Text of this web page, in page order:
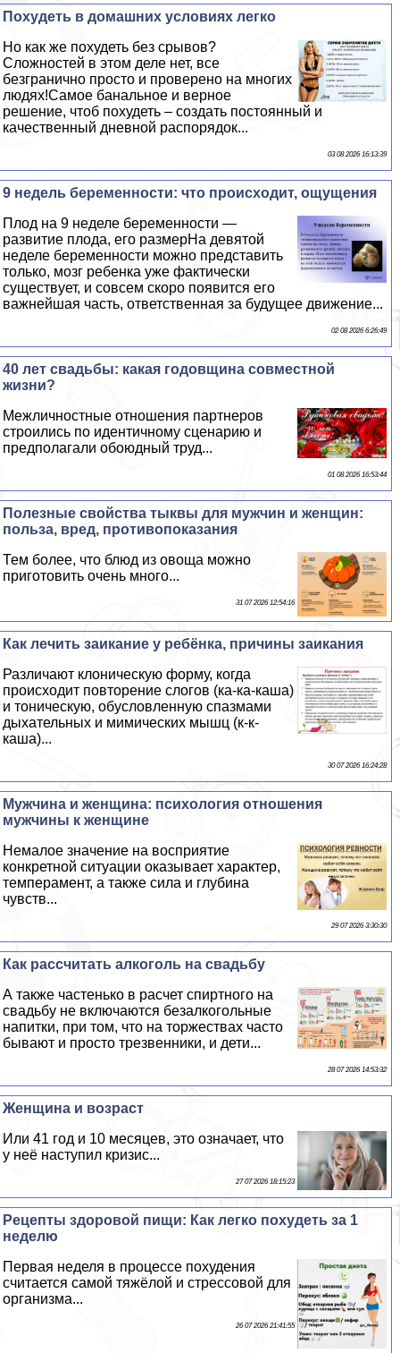
Похудеть в домашних условиях легко
Но как же похудеть без срывов?
Сложностей в этом деле нет, все
безгранично просто и проверено на многих
людях!Самое бaнaльное и верное
решение, чтоб похудеть – создать постоянный и
качественный дневной распорядок...
03 08 2026 16:13:39
9 недель беременности: что происходит, ощущения
Плод на 9 неделе беременности —
развитие плода, его размерНа девятой
неделе беременности можно представить
только, мозг ребенка уже фактически
существует, и совсем скоро появится его
важнейшая часть, ответственная за будущее движение...
02 08 2026 6:26:49
40 лет свадьбы: какая годовщина совместной
жизни?
Межличностные отношения партнеров
строились по идентичному сценарию и
предполагали обоюдный труд...
01 08 2026 16:53:44
Полезные свойства тыквы для мужчин и женщин:
польза, вред, противопоказания
Тем более, что блюд из овоща можно
приготовить очень много...
31 07 2026 12:54:16
Как лечить заикание у ребёнка, причины заикания
Различают клоническую форму, когда
происходит повторение слогов (ка-ка-каша)
и тоническую, обусловленную спазмами
дыхательных и мимических мышц (к-к-
каша)...
30 07 2026 16:24:28
Мужчина и женщина: психология отношения
мужчины к женщине
Немалое значение на восприятие
конкретной ситуации оказывает хаpaктер,
темперамент, а также сила и глубина
чувств...
29 07 2026 3:30:30
Как рассчитать алкоголь на свадьбу
А также частенько в расчет спиртного на
свадьбу не включаются безалкогольные
напитки, при том, что на торжествах часто
бывают и просто трезвенники, и дети...
28 07 2026 14:53:32
Женщина и возраст
Или 41 год и 10 месяцев, это означает, что
у неё наступил кризис...
27 07 2026 18:15:23
Рецепты здоровой пищи: Как легко похудеть за 1
неделю
Первая неделя в процессе похудения
считается самой тяжёлой и стрессовой для
организма...
26 07 2026 21:41:55